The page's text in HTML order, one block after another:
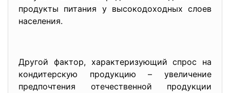
продукты питания у высокодоходных слоев
населения.
Другой фактор, характеризующий спрос на
кондитерскую продукцию – увеличение
предпочтения отечественной продукции